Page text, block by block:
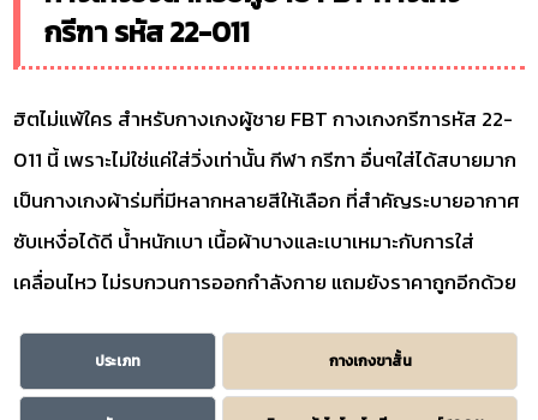
กรีฑา รหัส 22-011
ฮิตไม่แพ้ใคร สำหรับกางเกงผู้ชาย FBT กางเกงกรีฑารหัส 22-
011 นี้ เพราะไม่ใช่แค่ใส่วิ่งเท่านั้น กีฬา กรีฑา อื่นๆใส่ได้สบายมาก
เป็นกางเกงผ้าร่มที่มีหลากหลายสีให้เลือก ที่สำคัญระบายอากาศ
ซับเหงื่อได้ดี น้ำหนักเบา เนื้อผ้าบางและเบาเหมาะกับการใส่
เคลื่อนไหว ไม่รบกวนการออกกำลังกาย แถมยังราคาถูกอีกด้วย
ประเภท กางเกงขาสั้น